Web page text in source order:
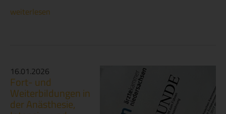
weiterlesen
16.01.2026
Fort- und
Weiterbildungen in
der Anästhesie,